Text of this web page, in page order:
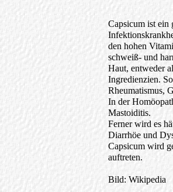
Capsicum ist ein
den hohen
schweiß- und
Haut, entweder
Ingredienzien.
Rheumatismus,
In der
Mastoiditis.
Ferner wird es
Diarrhöe und
Capsicum wird
auftreten.
Bild: Wikipedia